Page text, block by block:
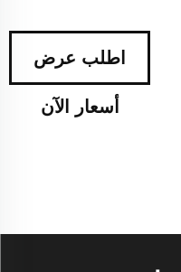
اطلب عرض
أسعار الآن